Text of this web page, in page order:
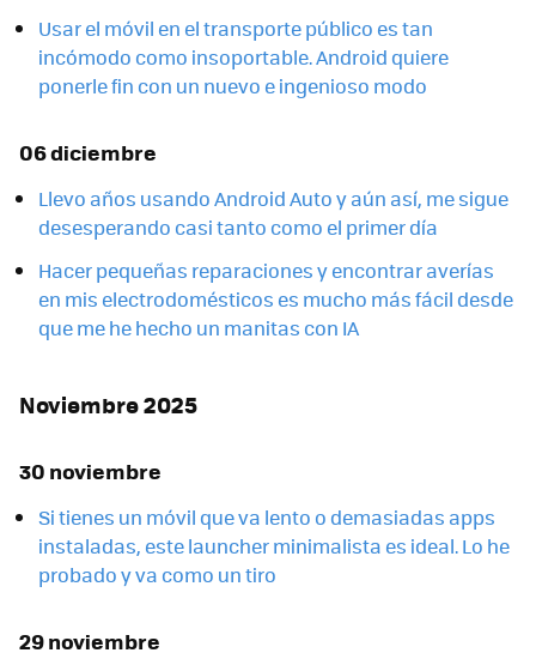
Usar el móvil en el transporte público es tan
incómodo como insoportable. Android quiere
ponerle fin con un nuevo e ingenioso modo
06 diciembre
Llevo años usando Android Auto y aún así, me sigue
desesperando casi tanto como el primer día
Hacer pequeñas reparaciones y encontrar averías
en mis electrodomésticos es mucho más fácil desde
que me he hecho un manitas con IA
Noviembre 2025
30 noviembre
Si tienes un móvil que va lento o demasiadas apps
instaladas, este launcher minimalista es ideal. Lo he
probado y va como un tiro
29 noviembre